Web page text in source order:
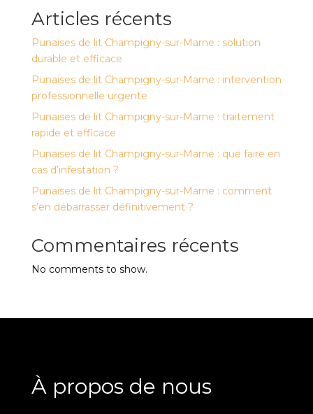
Articles récents
Punaises de lit Champigny-sur-Marne : solution
durable et efficace
Punaises de lit Champigny-sur-Marne : intervention
professionnelle urgente
Punaises de lit Champigny-sur-Marne : traitement
rapide et efficace
Punaises de lit Champigny-sur-Marne : que faire en
cas d’infestation ?
Punaises de lit Champigny-sur-Marne : comment
s’en débarrasser définitivement ?
Commentaires récents
No comments to show.
À propos de nous